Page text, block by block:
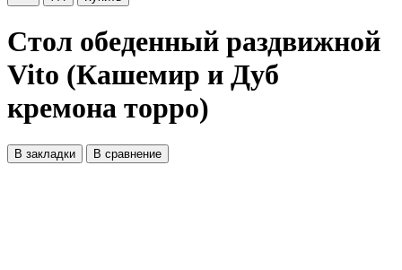
Стол обеденный раздвижной
Vito (Кашемир и Дуб
кремона торро)
В закладки В сравнение